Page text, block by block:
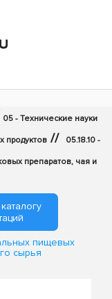
05 - Технические науки
продуктов // 05.18.10 -
препаратов, чая и
пищевых
сырья